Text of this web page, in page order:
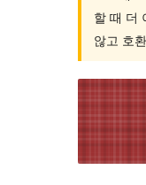
할 때 더
않고 호